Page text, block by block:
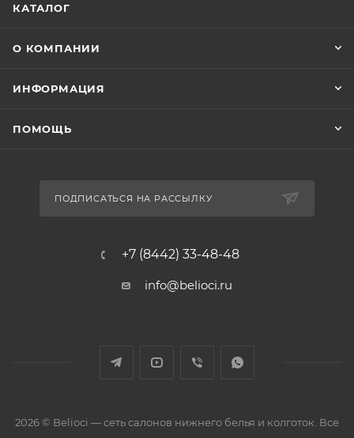
КАТАЛОГ
О КОМПАНИИ
ИНФОРМАЦИЯ
ПОМОЩЬ
ПОДПИСАТЬСЯ НА РАССЫЛКУ
+7 (8442) 33-48-48
info@belioci.ru
2026 © Belioci — сеть салонов нижнего белья и колготок. Все